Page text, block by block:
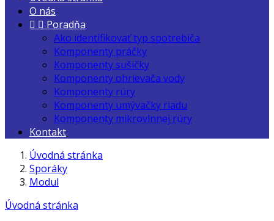
O nás
  Poradňa
Ako identifikovať typ spotrebiča
Komponenty práčky
Komponenty sušičky
Komponenty ohrievača vody
Komponenty rúry
Komponenty umývačky riadu
Komponenty mikrovlnnej rúry
Kontakt
Úvodná stránka
Sporáky
Modul
Úvodná stránka